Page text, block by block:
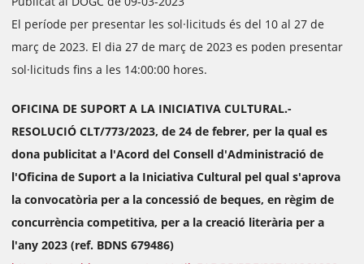
El període per presentar les sol·licituds és del 10 al 27 de
març de 2023. El dia 27 de març de 2023 es poden presentar
sol·licituds fins a les 14:00:00 hores.
OFICINA DE SUPORT A LA INICIATIVA CULTURAL.-
RESOLUCIÓ CLT/773/2023, de 24 de febrer, per la qual es
dona publicitat a l'Acord del Consell d'Administració de
l'Oficina de Suport a la Iniciativa Cultural pel qual s'aprova
la convocatòria per a la concessió de beques, en règim de
concurrència competitiva, per a la creació literària per a
l'any 2023 (ref. BDNS 679486)